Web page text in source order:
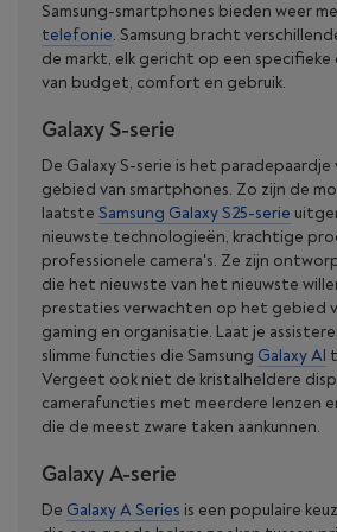
Samsung-smartphones bieden weer
telefonie. Samsung bracht
de markt, elk gericht op een
van budget, comfort en gebruik.
Galaxy S-serie
De Galaxy S-serie is het paradepaardje
gebied van smartphones. Zo zijn de
laatste Samsung Galaxy S25-serie
nieuwste technologieën, krachtige
professionele camera's. Ze zijn
die het nieuwste van het nieuwste
prestaties verwachten op het gebied
gaming en organisatie. Laat je
slimme functies die Samsung Galaxy AI
Vergeet ook niet de kristalheldere
camerafuncties met meerdere lenzen
die de meest zware taken aankunnen.
Galaxy A-serie
De Galaxy A Series is een populaire